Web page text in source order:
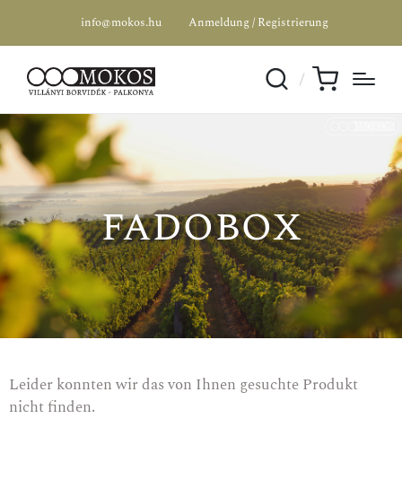
info@mokos.hu Anmeldung / Registrierung
fadobox
Leider konnten wir das von Ihnen gesuchte Produkt
nicht finden.